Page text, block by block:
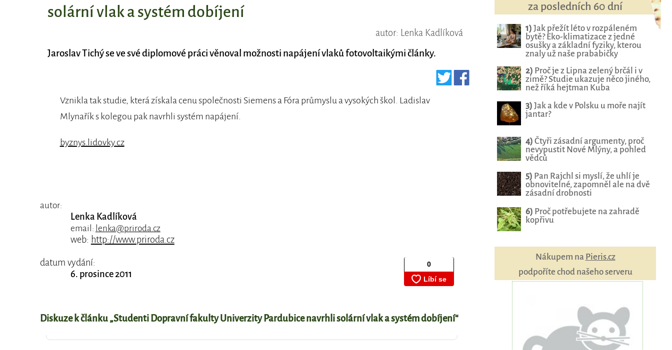
solární vlak a systém dobíjení
autor: Lenka Kadlíková
Jaroslav Tichý se ve své diplomové práci věnoval možnosti napájení vlaků fotovoltaikými články.
Vznikla tak studie, která získala cenu společnosti Siemens a Fóra průmyslu a vysokých škol. Ladislav
Mlynařík s kolegou pak navrhli systém napájení.
byznys.lidovky.cz
autor:
Lenka Kadlíková
email: lenka@priroda.cz
web: http://www.priroda.cz
datum vydání:
6. prosince 2011
Diskuze k článku „Studenti Dopravní fakulty Univerzity Pardubice navrhli solární vlak a systém dobíjení“
za posledních 60 dní
1) Jak přežít léto v rozpáleném
bytě? Eko-klimatizace z jedné
osušky a základní fyziky, kterou
znaly už naše prababičky
2) Proč je z Lipna zelený brčál i v
zimě? Studie ukazuje něco jiného,
než říká hejtman Kuba
3) Jak a kde v Polsku u moře najít
jantar?
4) Čtyři zásadní argumenty, proč
nevypustit Nové Mlýny, a pohled
vědců
5) Pan Rajchl si myslí, že uhlí je
obnovitelné, zapomněl ale na dvě
zásadní drobnosti
6) Proč potřebujete na zahradě
kopřivu
Nákupem na Pieris.cz
podpoříte chod našeho serveru